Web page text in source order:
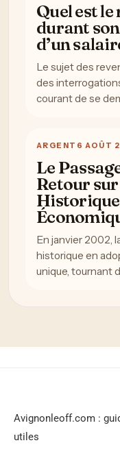
Quel est le
durant
d’un
Le sujet des
des
courant de se
ARGENT 6 AOÛT
Le
Retour
Historique
En janvier 2002,
historique en
unique, tournant
Avignonleoff.com :
utiles